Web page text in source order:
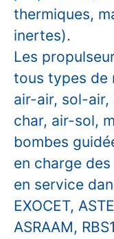
thermiques,
inertes).
Les
tous types de
air-air, sol-
char, air-sol,
bombes
en charge
en service
EXOCET,
ASRAAM,